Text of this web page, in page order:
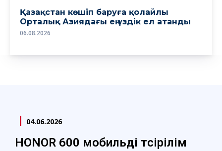
Қазақстан көшіп баруға қолайлы
Орталық Азиядағы ең үздік ел атанды
06.08.2026